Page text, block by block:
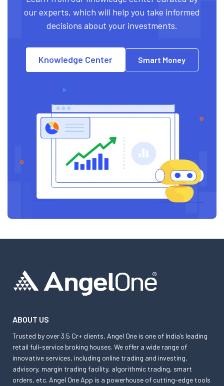
our experts, which will help you take informed
decisions about your investments.
Knowledge Center Smart Money
ABOUT US
Trusted by over 3.5 Cr+ clients, Angel One is one of India’s leading
retail full-service broking houses. We offer a wide range of
innovative services, including online trading and investing,
advisory, margin trading facility, algorithmic trading, smart
orders, etc. Angel One App is a powerhouse of cutting-edge tools